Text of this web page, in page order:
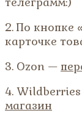
2. По кнопке
карточке
3. Ozon —
4.
магазин